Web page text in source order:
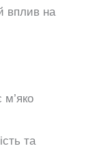
вплив на
та